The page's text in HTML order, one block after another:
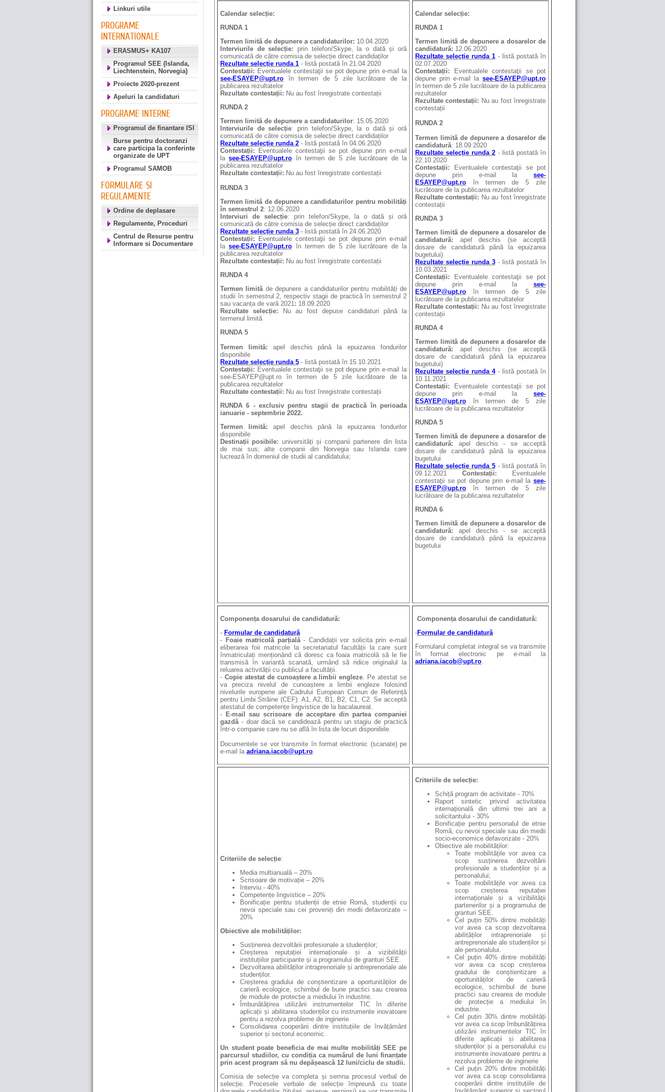
Linkuri utile
PROGRAME
INTERNATIONALE
ERASMUS+ KA107
Programul SEE (Islanda,
Liechtenstein, Norvegia)
Proiecte 2020-prezent
Apeluri la candidaturi
PROGRAME INTERNE
Programul de finantare ISI
Burse pentru doctoranzi
care participa la conferinte
organizate de UPT
Programul SAMOB
FORMULARE SI
REGULAMENTE
Ordine de deplasare
Regulamente, Proceduri
Centrul de Resurse pentru
Informare si Documentare
Calendar selecție:
RUNDA 1
Termen limită de depunere a candidaturilor: 10.04.2020
Interviurile de selecție: prin telefon/Skype, la o dată și oră
comunicată de către comisia de selecție direct candidaților
Rezultate selecție runda 1 - listă postată în 21.04.2020
Contestații: Eventualele contestaţii se pot depune prin e-mail la
see-ESAYEP@upt.ro în termen de 5 zile lucrătoare de la
publicarea rezultatelor
Rezultate contestații: Nu au fost înregistrate contestații
RUNDA 2
Termen limită de depunere a candidaturilor: 15.05.2020
Interviurile de selecție: prin telefon/Skype, la o dată și oră
comunicată de către comisia de selecție direct candidaților
Rezultate selecție runda 2 - listă postată în 04.06.2020
Contestații:
Eventualele contestaţii se pot depune prin e-mail
lasee-ESAYEP@upt.ro în termen de 5 zile lucrătoare de la
publicarea rezultatelor
Rezultate contestații: Nu au fost înregistrate contestații
RUNDA 3
Termen limită de depunere a candidaturilor pentru mobilități
în semestrul 2: 12.06.2020
Interviuri de selecție: prin telefon/Skype, la o dată și oră
comunicată de către comisia de selecție direct candidaților
Rezultate selecție runda 3 - listă postată în 24.06.2020
Contestații:
Eventualele contestaţii se pot depune prin e-mail
lasee-ESAYEP@upt.ro în termen de 5 zile lucrătoare de la
publicarea rezultatelor
Rezultate contestații: Nu au fost înregistrate contestații
RUNDA 4
Termen limită de depunere a candidaturilor pentru mobilități de
studii în semestrul 2, respectiv stagii de practică în semestrul 2
sau vacanța de vară 2021: 18.09.2020
Rezultate selecție: Nu au fost depuse candidaturi până la
termenul limită
RUNDA 5
Termen limită: apel deschis până la epuizarea fondurilor
disponibile
Rezultate selecție runda 5 - listă postată în 15.10.2021
Contestații: Eventualele contestaţii se pot depune prin e-mail la
see-ESAYEP@upt.ro în termen de 5 zile lucrătoare de la
publicarea rezultatelor
Rezultate contestații: Nu au fost înregistrate contestații
RUNDA 6 - exclusiv pentru stagii de practică în perioada
ianuarie - septembrie 2022.
Termen limită: apel deschis până la epuizarea fondurilor
disponibile
Destinații posibile: universități și companii partenere din lista
de mai sus; alte companii din Norvegia sau Islanda care
lucrează în domeniul de studii al candidatului;
Calendar selecție:
RUNDA 1
Termen limită de depunere a dosarelor de
candidatură: 12.06.2020
Rezultate selecție runda 1 - listă postată în
02.07.2020
Contestații: Eventualele contestaţii se pot
depune prin e-mail la see-ESAYEP@upt.ro
în termen de 5 zile lucrătoare de la publicarea
rezultatelor
Rezultate contestații: Nu au fost înregistrate
contestații
RUNDA 2
Termen limită de depunere a dosarelor de
candidatură: 18.09.2020
Rezultate selecție runda 2 - listă postată în
22.10.2020
Contestații:
Eventualele contestaţii se pot
depune prin e-mail la see-
ESAYEP@upt.ro în termen de 5 zile
lucrătoare de la publicarea rezultatelor
Rezultate contestații: Nu au fost înregistrate
contestații
RUNDA 3
Termen limită de depunere a dosarelor de
candidatură: apel deschis (se acceptă
dosare de candidatură până la epuizarea
bugetului)
Rezultate selecție runda 3 - listă postată în
10.03.2021
Contestații:
Eventualele contestaţii se pot
depune prin e-mail la see-
ESAYEP@upt.ro în termen de 5 zile
lucrătoare de la publicarea rezultatelor
Rezultate contestații: Nu au fost înregistrate
contestații
RUNDA 4
Termen limită de depunere a dosarelor de
candidatură: apel deschis (se acceptă
dosare de candidatură până la epuizarea
bugetului)
Rezultate selecție runda 4- listă postată în
10.11.2021
Contestații:
Eventualele contestaţii se pot
depune prin e-mail la see-
ESAYEP@upt.ro în termen de 5 zile
lucrătoare de la publicarea rezultatelor
RUNDA 5
Termen limită de depunere a dosarelor de
candidatură: apel deschis - se acceptă
dosare de candidatură până la epuizarea
bugetului
Rezultate selecție runda 5 - listă postată în
09.12.2021 Contestații:
Eventualele
contestaţii se pot depune prin e-mail la see-
ESAYEP@upt.ro în termen de 5 zile
lucrătoare de la publicarea rezultatelor
RUNDA 6
Termen limită de depunere a dosarelor de
candidatură: apel deschis - se acceptă
dosare de candidatură până la epuizarea
bugetului
Componența dosarului de candidatură:
- Formular de candidatură
- Foaie matricolă parțială- Candidații vor solicita prin e-mail
eliberarea foii matricole la secretariatul facultății la care sunt
înmatriculați menționând că doresc ca foaia matricolă să le fie
transmisă în variantă scanată, urmând să ridice originalul la
reluarea activității cu publicul a facultății.
- Copie atestat de cunoaștere a limbii engleze. Pe atestat se
va preciza nivelul de cunoaștere a limbii engleze folosind
nivelurile europene ale Cadrului European Comun de Referință
pentru Limbi Străine (CEF): A1, A2, B1, B2, C1, C2. Se acceptă
atestatul de competențe lingvistice de la bacalaureat.
- E-mail sau scrisoare de acceptare din partea companiei
gazdă- doar dacă se candidează pentru un stagiu de practică
într-o companie care nu se află în lista de locuri disponibile.
Documentele se vor transmite în format electronic (scanate) pe
e-mail la adriana.iacob@upt.ro.
Componența dosarului de candidatură:
-Formular de candidatură
Formularul completat integral se va transmite
în format electronic pe e-mail la
adriana.iacob@upt.ro.
Criteriile de selecție:
Media multianuală – 20%
Scrisoare de motivație – 20%
Interviu - 40%
Competențe lingvistice – 20%
Bonificație pentru studenții de etnie Romă, studenții cu
nevoi speciale sau cei proveniți din medii defavorizate –
20%
Obiective ale mobilităților:
Susținerea dezvoltării profesionale a studenților;
Creșterea reputației internaționale și a vizibilității
instituțiilor participante și a programului de granturi SEE.
Dezvoltarea abilităților intraprenoriale și antreprenoriale ale
studenților.
Creșterea gradului de conștientizare a oportunităților de
carieră ecologice, schimbul de bune practici sau crearea
de module de protecție a mediului în industrie.
Îmbunătățirea utilizării instrumentelor TIC în diferite
aplicații și abilitarea studenților cu instrumente inovatoare
pentru a rezolva probleme de inginerie
Consolidarea cooperării dintre instituțiile de învățământ
superior și sectorul economic.
Un student poate beneficia de mai multe mobilități SEE pe
parcursul studiilor, cu condiția ca numărul de luni finanțate
prin acest program să nu depășească 12 luni/ciclu de studii.
Comisia de selecție va completa și semna procesul verbal de
selecție. Procesele verbale de selecție împreună cu toate
Criteriile de selecție:
Schiță program de activitate - 70%
Raport sintetic privind activitatea
internațională din ultimii trei ani a
solicitantului - 30%
Bonificație pentru personalul de etnie
Romă, cu nevoi speciale sau din medii
socio-economice defavorizate - 20%
Obiective ale mobilităților:
Toate mobilitățile vor avea ca
scop susținerea dezvoltării
profesionale a studenților și a
personalului;
Toate mobilitățile vor avea ca
scop creșterea reputației
internaționale și a vizibilității
partenerilor și a programului de
granturi SEE.
Cel puțin 50% dintre mobilități
vor avea ca scop dezvoltarea
abilităților intraprenoriale și
antreprenoriale ale studenților și
ale personalului.
Cel puțin 40% dintre mobilități
vor avea ca scop creșterea
gradului de conștientizare a
oportunităților de carieră
ecologice, schimbul de bune
practici sau crearea de module
de protecție a mediului în
industrie.
Cel puțin 30% dintre mobilități
vor avea ca scop îmbunătățirea
utilizării instrumentelor TIC în
diferite aplicații și abilitarea
studenților și a personalului cu
instrumente inovatoare pentru a
rezolva probleme de inginerie
Cel puțin 20% dintre mobilități
vor avea ca scop consolidarea
cooperării dintre instituțiile de